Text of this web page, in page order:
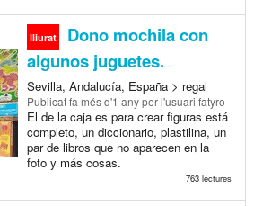
lliurat
Dono mochila con
algunos juguetes.
Sevilla, Andalucía, España > regal
Publicatfa més d'1 anyper l'usuari fatyro
El de la caja es para crear figuras está
completo, un diccionario, plastilina, un
par de libros que no aparecen en la
foto y más cosas.
763 lectures